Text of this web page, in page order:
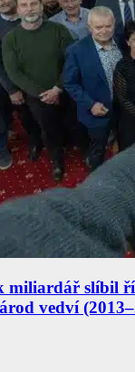
miliardář slíbil
vedví